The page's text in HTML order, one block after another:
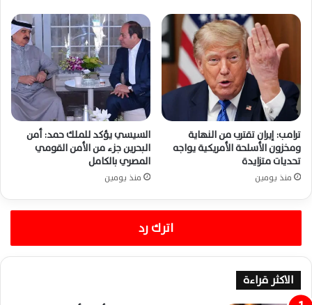
ترامب: إيران تقترب من النهاية
ومخزون الأسلحة الأمريكية يواجه
تحديات متزايدة
منذ يومين
السيسي يؤكد للملك حمد: أمن
البحرين جزء من الأمن القومي
المصري بالكامل
منذ يومين
اترك رد
الاكثر قراءة